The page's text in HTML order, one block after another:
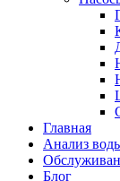
Главная
Анализ
Блог